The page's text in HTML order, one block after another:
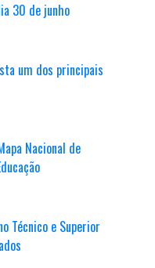
30 de junho
um dos principais
Nacional de
Técnico e Superior